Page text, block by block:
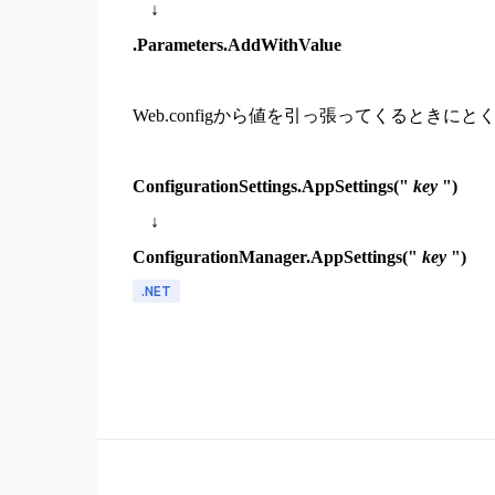
↓
.Parameters.AddWithValue
Web.configから値を引っ張ってくるときにと
ConfigurationSettings.AppSettings(" key")
↓
ConfigurationManager.AppSettings(" key")
.NET